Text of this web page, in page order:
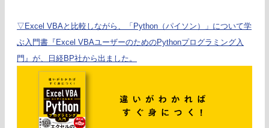
▽Excel VBAと比較しながら、「Python（パイソン）」について学
ぶ入門書『Excel VBAユーザーのためのPythonプログラミング入
門』が、日経BP社から出ました。